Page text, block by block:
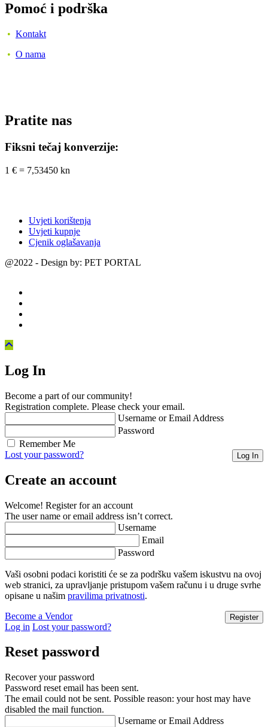
Pomoć i podrška
• Kontakt
• O nama
Pratite nas
Fiksni tečaj konverzije:
1 € = 7,53450 kn
Uvjeti korištenja
Uvjeti kupnje
Cjenik oglašavanja
@2022 - Design by: PET PORTAL
Log In
Become a part of our community!
Registration complete. Please check your email.
Username or Email Address
Password
Remember Me
Lost your password?
Create an account
Welcome! Register for an account
The user name or email address isn’t correct.
Username
Email
Password
Vaši osobni podaci koristiti će se za podršku vašem iskustvu na ovoj
web stranici, za upravljanje pristupom vašem računu i u druge svrhe
opisane u našim pravilima privatnosti.
Become a Vendor
Log in Lost your password?
Reset password
Recover your password
Password reset email has been sent.
The email could not be sent. Possible reason: your host may have
disabled the mail function.
Username or Email Address